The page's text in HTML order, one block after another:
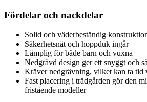
Fördelar och nackdelar
Solid och väderbeständig
Säkerhetsnät och hoppduk ingår
Lämplig för både barn och vuxna
Nedgrävd design ger ett snyggt och
Kräver nedgrävning, vilket kan ta tid
Fast placering i trädgården gör den
fristående modeller